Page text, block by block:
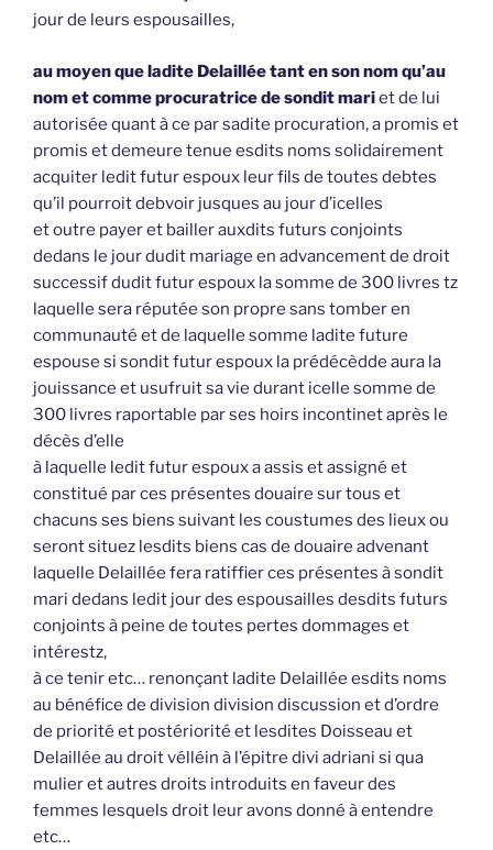
jour de leurs espousailles,
au moyen que ladite Delaillée tant en son nom qu’au
nom et comme procuratrice de sondit mariet de lui
autorisée quant à ce par sadite procuration, a promis et
promis et demeure tenue esdits noms solidairement
acquiter ledit futur espoux leur fils de toutes debtes
qu’il pourroit debvoir jusques au jour d’icelles
et outre payer et bailler auxdits futurs conjoints
dedans le jour dudit mariage en advancement de droit
successif dudit futur espoux la somme de 300 livres tz
laquelle sera réputée son propre sans tomber en
communauté et de laquelle somme ladite future
espouse si sondit futur espoux la prédécèdde aura la
jouissance et usufruit sa vie durant icelle somme de
300 livres raportable par ses hoirs incontinet après le
décès d’elle
à laquelle ledit futur espoux a assis et assigné et
constitué par ces présentes douaire sur tous et
chacuns ses biens suivant les coustumes des lieux ou
seront situez lesdits biens cas de douaire advenant
laquelle Delaillée fera ratiffier ces présentes à sondit
mari dedans ledit jour des espousailles desdits futurs
conjoints à peine de toutes pertes dommages et
intérestz,
à ce tenir etc… renonçant ladite Delaillée esdits noms
au bénéfice de division division discussion et d’ordre
de priorité et postériorité et lesdites Doisseau et
Delaillée au droit vélléin à l’épitre divi adriani si qua
mulier et autres droits introduits en faveur des
femmes lesquels droit leur avons donné à entendre
etc…